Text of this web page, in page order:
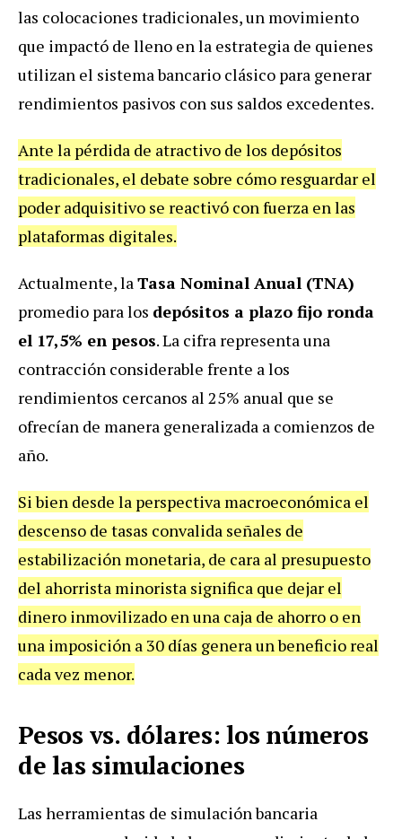
las colocaciones tradicionales, un movimiento
que impactó de lleno en la estrategia de quienes
utilizan el sistema bancario clásico para generar
rendimientos pasivos con sus saldos excedentes.
Ante la pérdida de atractivo de los depósitos
tradicionales, el debate sobre cómo resguardar el
poder adquisitivo se reactivó con fuerza en las
plataformas digitales.
Actualmente, laTasa Nominal Anual (TNA)
promedio para los depósitos a plazo fijo ronda
el 17,5% en pesos. La cifra representa una
contracción considerable frente a los
rendimientos cercanos al 25% anual que se
ofrecían de manera generalizada a comienzos de
año.
Si bien desde la perspectiva macroeconómica el
descenso de tasas convalida señales de
estabilización monetaria, de cara al presupuesto
del ahorrista minorista significa que dejar el
dinero inmovilizado en una caja de ahorro o en
una imposición a 30 días genera un beneficio real
cada vez menor.
Pesos vs. dólares: los números
de las simulaciones
Las herramientas de simulación bancaria